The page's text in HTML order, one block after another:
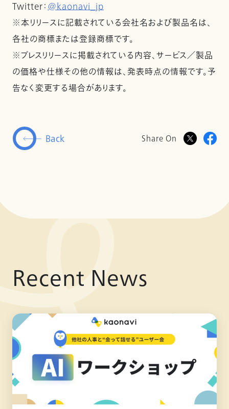
Twitter：@kaonavi_jp
※本リリースに記載されている会社名および製品名は、
各社の商標または登録商標です。
※プレスリリースに掲載されている内容、サービス／製品
の価格や仕様その他の情報は、発表時点の情報です。予
告なく変更する場合があります。
Back Share On
Recent News